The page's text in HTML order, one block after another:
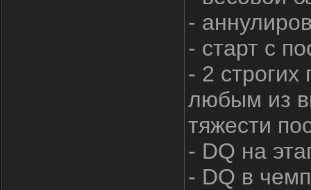
-
- старт с
- 2
любым из
тяжести
- DQ на
- DQ в